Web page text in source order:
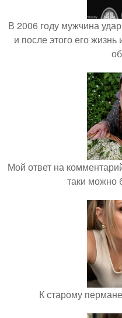
В 2006 году мужчина
и после этого его
Мой ответ на
таки можно
К старому